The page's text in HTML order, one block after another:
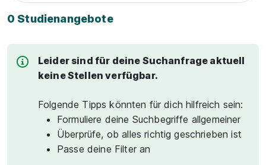
0 Studienangebote
Leider sind für deine Suchanfrage aktuell
keine Stellen verfügbar.
Folgende Tipps könnten für dich hilfreich sein:
Formuliere deine Suchbegriffe allgemeiner
Überprüfe, ob alles richtig geschrieben ist
Passe deine Filter an